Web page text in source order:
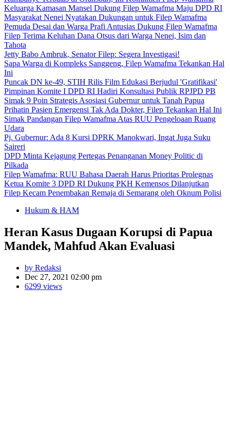
Keluarga Kamasan Mansel Dukung Filep Wamafma Maju DPD RI
Masyarakat Nenei Nyatakan Dukungan untuk Filep Wamafma
Pemuda Desai dan Warga Prafi Antusias Dukung Filep Wamafma
Filep Terima Keluhan Dana Otsus dari Warga Nenei, Isim dan
Tahota
Jetty Babo Ambruk, Senator Filep: Segera Investigasi!
Sapa Warga di Kompleks Sanggeng, Filep Wamafma Tekankan Hal
Ini
Puncak DN ke-49, STIH Rilis Film Edukasi Berjudul 'Gratifikasi'
Pimpinan Komite I DPD RI Hadiri Konsultasi Publik RPJPD PB
Simak 9 Poin Strategis Asosiasi Gubernur untuk Tanah Papua
Prihatin Pasien Emergensi Tak Ada Dokter, Filep Tekankan Hal Ini
Simak Pandangan Filep Wamafma Atas RUU Pengeloaan Ruang
Udara
Pj. Gubernur: Ada 8 Kursi DPRK Manokwari, Ingat Juga Suku
Saireri
DPD Minta Kejagung Pertegas Penanganan Money Politic di
Pilkada
Filep Wamafma: RUU Bahasa Daerah Harus Prioritas Prolegnas
Ketua Komite 3 DPD RI Dukung PKH Kemensos Dilanjutkan
Filep Kecam Penembakan Remaja di Semarang oleh Oknum Polisi
Hukum & HAM
Heran Kasus Dugaan Korupsi di Papua
Mandek, Mahfud Akan Evaluasi
by Redaksi
Dec 27, 2021 02:00 pm
6299 views